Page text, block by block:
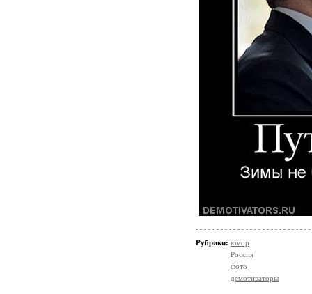
Рубрики: юмор
Россия
фото
демотиваторы